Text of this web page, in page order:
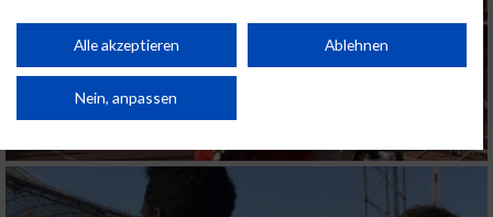
Performance von Inhalten. Analyse von Zielgruppen durch Statistiken oder
Kombinationen von Daten aus verschiedenen Quellen. Entwicklung und
von Inhalten.
Daten können außerhalb der Europäischen Union weitergegeben und in die
Website/App.
Partnerliste anzeigen (1 IAB-Anbieter)
Alle akzeptieren Ablehnen
Nein, anpassen